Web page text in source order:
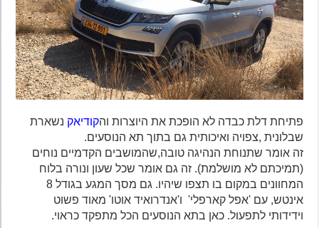
פתיחת דלת כבדה לא הופכת את היוצרות וה קודיאקנשארת
שבלונית ,צפויה ואיכותית גם בתוך תא הנוסעים.
זה אומר שתנוחת הנהיגה טובה,שהמושבים הקדמיים נוחים
(תמיכתם לא מושלמת). זה גם אומר שכל שעון ונורה בלוח
המחוונים במקום בו תצפו שיהיו. גם מסך המגע בגודל 8
אינטש, עם 'אפל קארפלי' ו'אנדרואיד אוטו' מאוד פשוט
וידידותי לתפעול. כאן בתא הנוסעים הכל מתפקד כראוי.